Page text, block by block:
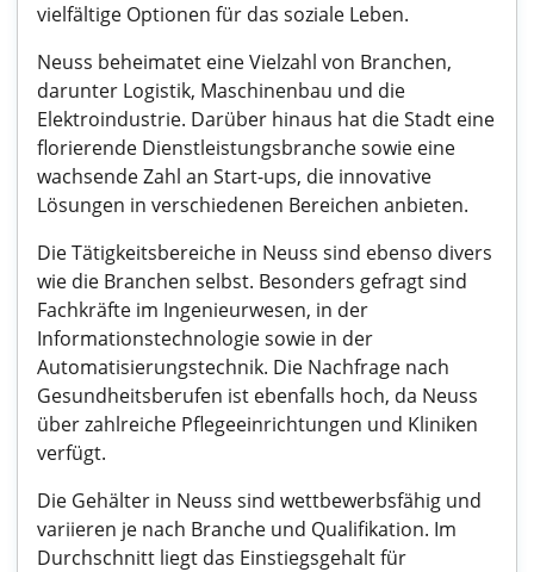
vielfältige Optionen für das soziale Leben.
Neuss beheimatet eine Vielzahl von Branchen,
darunter Logistik, Maschinenbau und die
Elektroindustrie. Darüber hinaus hat die Stadt eine
florierende Dienstleistungsbranche sowie eine
wachsende Zahl an Start-ups, die innovative
Lösungen in verschiedenen Bereichen anbieten.
Die Tätigkeitsbereiche in Neuss sind ebenso divers
wie die Branchen selbst. Besonders gefragt sind
Fachkräfte im Ingenieurwesen, in der
Informationstechnologie sowie in der
Automatisierungstechnik. Die Nachfrage nach
Gesundheitsberufen ist ebenfalls hoch, da Neuss
über zahlreiche Pflegeeinrichtungen und Kliniken
verfügt.
Die Gehälter in Neuss sind wettbewerbsfähig und
variieren je nach Branche und Qualifikation. Im
Durchschnitt liegt das Einstiegsgehalt für